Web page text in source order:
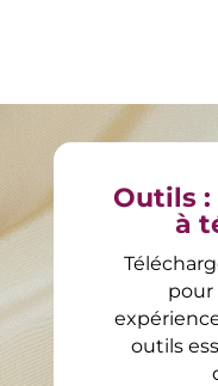
Outils
à
pour
outils